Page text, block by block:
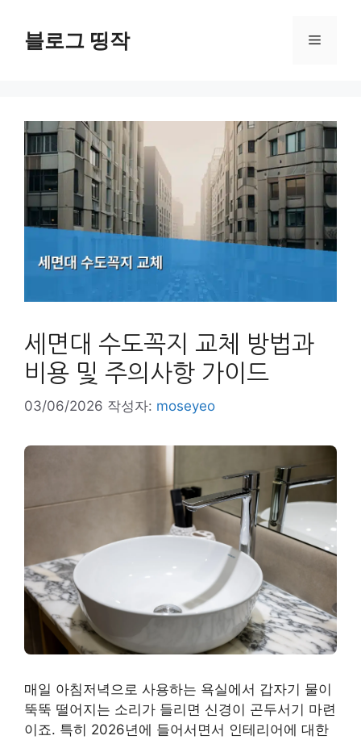
블로그 띵작 메
세면대 수도꼭지 교체 방법과
비용 및 주의사항 가이드
03/06/2026 작성자: moseyeo
매일 아침저녁으로 사용하는 욕실에서 갑자기 물이
뚝뚝 떨어지는 소리가 들리면 신경이 곤두서기 마련
이죠. 특히 2026년에 들어서면서 인테리어에 대한